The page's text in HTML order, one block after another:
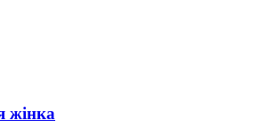
жінка